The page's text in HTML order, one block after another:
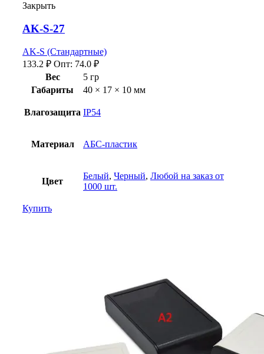
Закрыть
AK-S-27
AK-S (Стандартные)
133.2 ₽ Опт: 74.0 ₽
Вес
5 гр
Габариты
40 × 17 × 10 мм
Влагозащита IP54
Материал АБС-пластик
Цвет
Белый, Черный, Любой на заказ от
1000 шт.
Купить